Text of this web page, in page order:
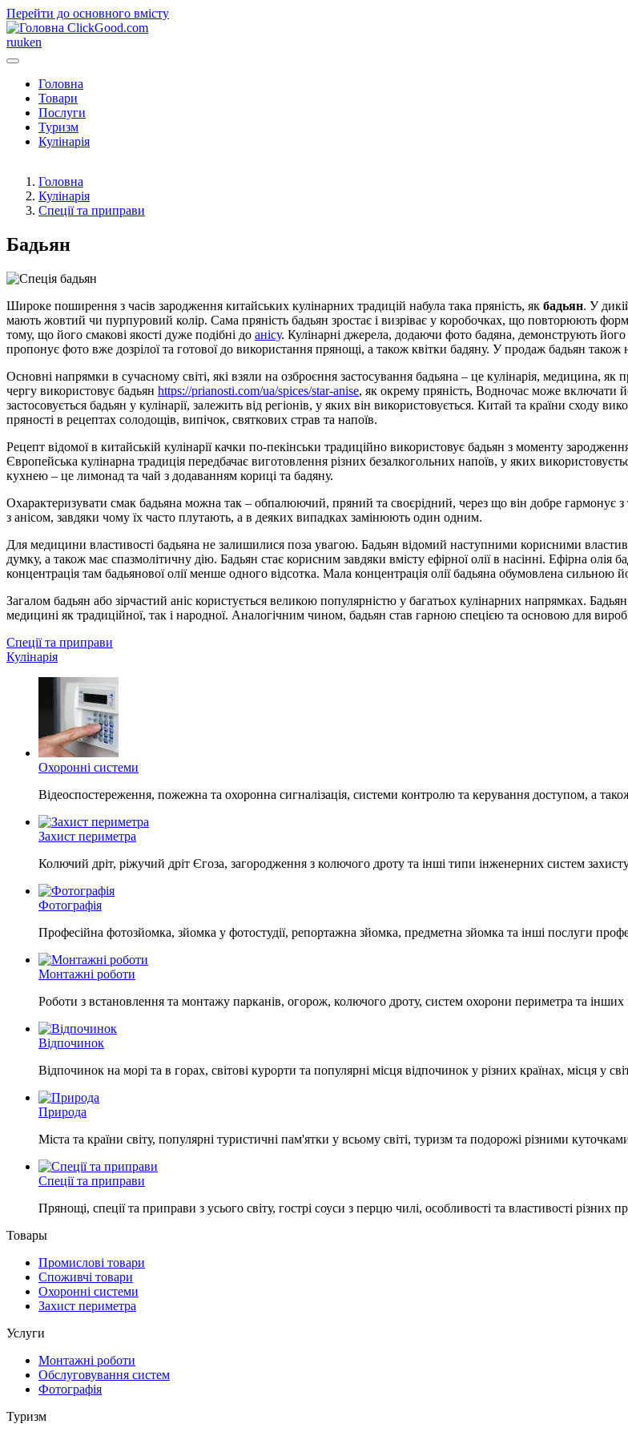
Перейти до основного вмісту
ClickGood.com
ruuken
Головна
Товари
Послуги
Туризм
Кулінарія
Головна
Кулінарія
Спеції та приправи
Бадьян
Широке поширення з часів зародження китайських кулінарних традицій набула така пряність, як бадьян. У
мають жовтий чи пурпуровий колір. Сама пряність бадьян зростає і визріває у коробочках, що повторюють
тому, що його смакові якості дуже подібні до анісу. Кулінарні джерела, додаючи фото бадяна, демонструють його
пропонує фото вже дозрілої та готової до використання прянощі, а також квітки бадяну. У продаж бадьян також
Основні напрямки в сучасному світі, які взяли на озброєння застосування бадьяна – це кулінарія, медицина,
чергу використовує бадьян https://prianosti.com/ua/spices/star-anise, як окрему пряність, Водночас може включати
застосовується бадьян у кулінарії, залежить від регіонів, у яких він використовується. Китай та країни сходу
пряності в рецептах солодощів, випічок, святкових страв та напоїв.
Рецепт відомої в китайській кулінарії качки по-пекінськи традиційно використовує бадьян з моменту
Європейська кулінарна традиція передбачає виготовлення різних безалкогольних напоїв, у яких
кухнею – це лимонад та чай з додаванням кориці та бадяну.
Охарактеризувати смак бадьяна можна так – обпалюючий, пряний та своєрідний, через що він добре
з анісом, завдяки чому їх часто плутають, а в деяких випадках замінюють один одним.
Для медицини властивості бадьяна не залишилися поза увагою. Бадьян відомий наступними корисними
думку, а також має спазмолітичну дію. Бадьян стає корисним завдяки вмісту ефірної олії в насінні. Ефірна
концентрація там бадьянової олії менше одного відсотка. Мала концентрація олії бадьяна обумовлена
Загалом бадьян або зірчастий аніс користується великою популярністю у багатьох кулінарних напрямках.
медицині як традиційної, так і народної. Аналогічним чином, бадьян став гарною спецією та основою для
Спеції та приправи
Кулінарія
Охоронні системи
Відеоспостереження, пожежна та охоронна сигналізація, системи контролю та керування доступом, а
Захист периметра
Колючий дріт, ріжучий дріт Єгоза, загородження з колючого дроту та інші типи інженерних систем
Фотографія
Професійна фотозйомка, зйомка у фотостудії, репортажна зйомка, предметна зйомка та інші послуги
Монтажні роботи
Роботи з встановлення та монтажу парканів, огорож, колючого дроту, систем охорони периметра та інших
Відпочинок
Відпочинок на морі та в горах, світові курорти та популярні місця відпочинок у різних країнах, місця у
Природа
Міста та країни світу, популярні туристичні пам'ятки у всьому світі, туризм та подорожі різними
Спеції та приправи
Прянощі, спеції та приправи з усього світу, гострі соуси з перцю чилі, особливості та властивості різних
Товары
Промислові товари
Споживчі товари
Охоронні системи
Захист периметра
Услуги
Монтажні роботи
Обслуговування систем
Фотографія
Туризм